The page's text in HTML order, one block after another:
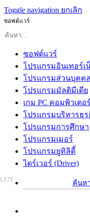
Toggle navigation ยกเลิก
ซอฟต์แวร์
ซอฟต์แวร์
โปรแกรมอินเทอร์เ
โปรแกรมส่วนบุคคล
โปรแกรมมัลติมีเดีย
เกม PC คอมพิวเตอร์
โปรแกรมบริหารธุร
โปรแกรมการศึกษา
โปรแกรมเมอร์
โปรแกรมยูทิลิตี้
ไดร์เวอร์ (Driver)
ค้นห